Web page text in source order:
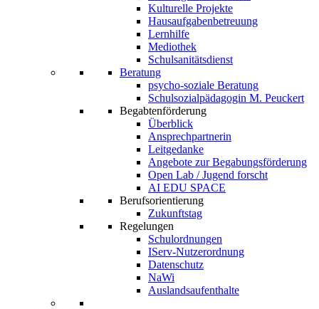
Kulturelle Projekte
Hausaufgabenbetreuung
Lernhilfe
Mediothek
Schulsanitätsdienst
Beratung
psycho-soziale Beratung
Schulsozialpädagogin M. Peuckert
Begabtenförderung
Überblick
Ansprechpartnerin
Leitgedanke
Angebote zur Begabungsförderung
Open Lab / Jugend forscht
AI EDU SPACE
Berufsorientierung
Zukunftstag
Regelungen
Schulordnungen
IServ-Nutzerordnung
Datenschutz
NaWi
Auslandsaufenthalte